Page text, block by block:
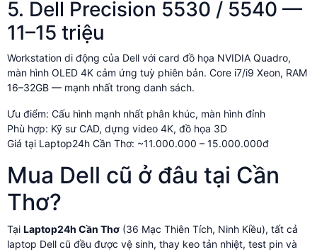
5. Dell Precision 5530 / 5540 —
11–15 triệu
Workstation di động của Dell với card đồ họa NVIDIA Quadro,
màn hình OLED 4K cảm ứng tuỳ phiên bản. Core i7/i9 Xeon, RAM
16–32GB — mạnh nhất trong danh sách.
Ưu điểm: Cấu hình mạnh nhất phân khúc, màn hình đỉnh
Phù hợp: Kỹ sư CAD, dựng video 4K, đồ họa 3D
Giá tại Laptop24h Cần Thơ: ~11.000.000 – 15.000.000đ
Mua Dell cũ ở đâu tại Cần
Thơ?
Tại Laptop24h Cần Thơ (36 Mạc Thiên Tích, Ninh Kiều), tất cả
laptop Dell cũ đều được vệ sinh, thay keo tản nhiệt, test pin và